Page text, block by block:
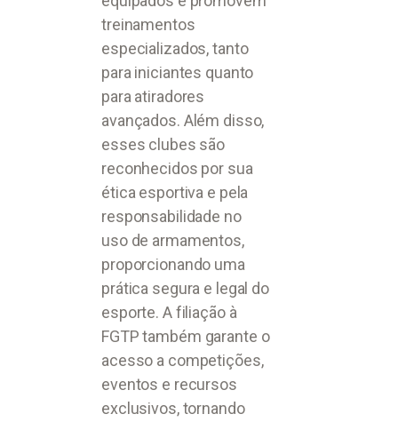
treinamentos
especializados, tanto
para iniciantes quanto
para atiradores
avançados. Além disso,
esses clubes são
reconhecidos por sua
ética esportiva e pela
responsabilidade no
uso de armamentos,
proporcionando uma
prática segura e legal do
esporte. A filiação à
FGTP também garante o
acesso a competições,
eventos e recursos
exclusivos, tornando